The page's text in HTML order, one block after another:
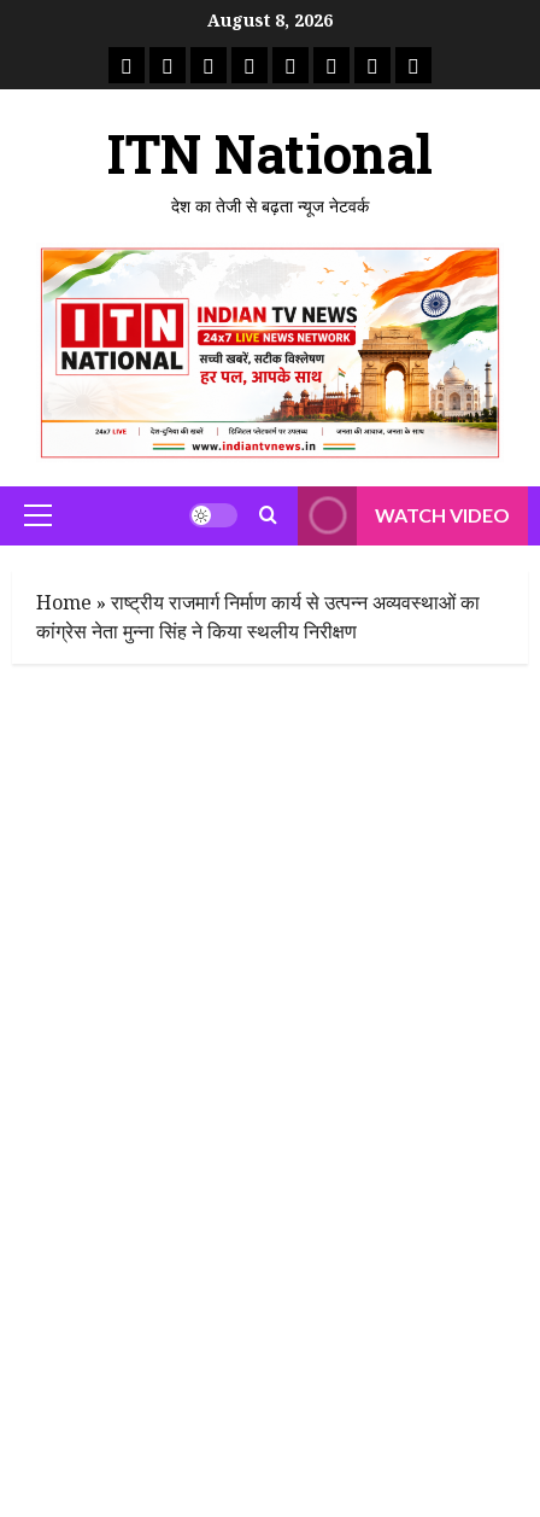
August 8, 2026
राष्ट्रीयताजा
उत्तर
मध्य
राजस्थान
पंजाब गुजरातमहाराष्ट्र
ITN National
देश का तेजी से बढ़ता न्यूज नेटवर्क
Primary
Menu
WATCH VIDEO
Home »राष्ट्रीय राजमार्ग निर्माण कार्य से उत्पन्न अव्यवस्थाओं का
कांग्रेस नेता मुन्ना सिंह ने किया स्थलीय निरीक्षण